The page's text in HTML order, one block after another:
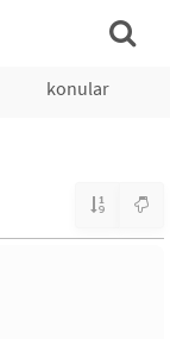
konular